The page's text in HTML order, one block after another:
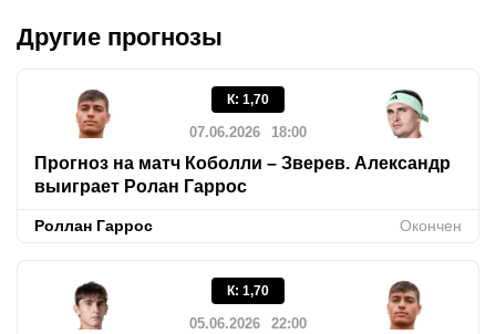
Другие прогнозы
К: 1,70
07.06.2026 18:00
Прогноз на матч Коболли – Зверев. Александр
выиграет Ролан Гаррос
Роллан Гаррос Окончен
К: 1,70
05.06.2026 22:00